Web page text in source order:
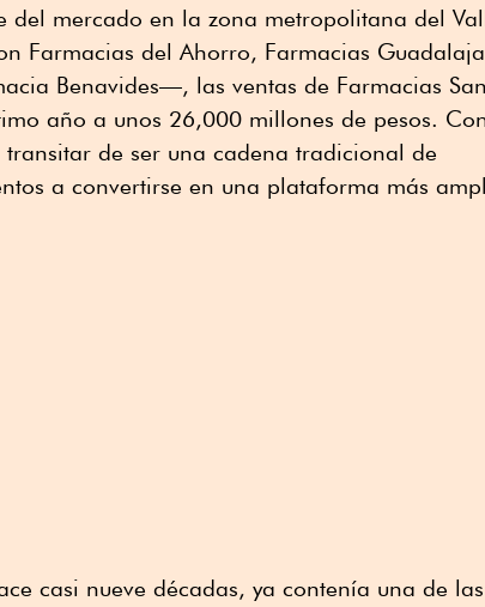
del mercado en la zona metropolitana del
Farmacias del Ahorro, Farmacias
Benavides—, las ventas de Farmacias San
año a unos 26,000 millones de pesos.
transitar de ser una cadena tradicional de
a convertirse en una plataforma más
casi nueve décadas, ya contenía una de las